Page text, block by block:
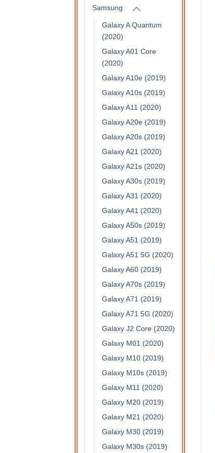
Samsung
Galaxy A Quantum
(2020)
Galaxy A01 Core
(2020)
Galaxy A10e (2019)
Galaxy A10s (2019)
Galaxy A11 (2020)
Galaxy A20e (2019)
Galaxy A20s (2019)
Galaxy A21 (2020)
Galaxy A21s (2020)
Galaxy A30s (2019)
Galaxy A31 (2020)
Galaxy A41 (2020)
Galaxy A50s (2019)
Galaxy A51 (2019)
Galaxy A51 5G (2020)
Galaxy A60 (2019)
Galaxy A70s (2019)
Galaxy A71 (2019)
Galaxy A71 5G (2020)
Galaxy J2 Core (2020)
Galaxy M01 (2020)
Galaxy M10 (2019)
Galaxy M10s (2019)
Galaxy M11 (2020)
Galaxy M20 (2019)
Galaxy M21 (2020)
Galaxy M30 (2019)
Galaxy M30s (2019)